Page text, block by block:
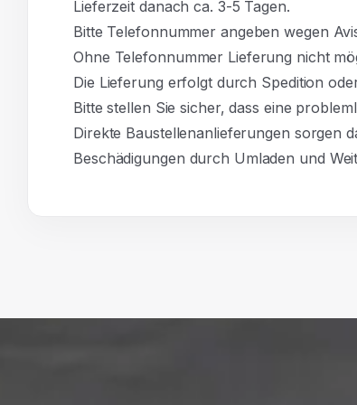
Lieferzeit danach ca. 3-5 Tagen.
Bitte Telefonnummer angeben wegen
Ohne Telefonnummer Lieferung nicht
Die Lieferung erfolgt durch Spedition
Bitte stellen Sie sicher, dass eine
Direkte Baustellenanlieferungen sorgen
Beschädigungen durch Umladen und